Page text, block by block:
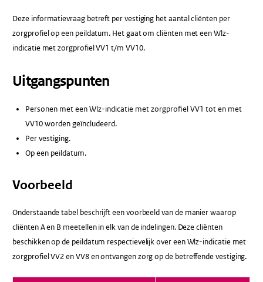
Deze informatievraag betreft per vestiging het aantal cliënten per
zorgprofiel op een peildatum. Het gaat om cliënten met een Wlz-
indicatie met zorgprofiel VV1 t/m VV10.
Uitgangspunten
Personen met een Wlz-indicatie met zorgprofiel VV1 tot en met
VV10 worden geïncludeerd.
Per vestiging.
Op een peildatum.
Voorbeeld
Onderstaande tabel beschrijft een voorbeeld van de manier waarop
cliënten A en B meetellen in elk van de indelingen. Deze cliënten
beschikken op de peildatum respectievelijk over een Wlz-indicatie met
zorgprofiel VV2 en VV8 en ontvangen zorg op de betreffende vestiging.